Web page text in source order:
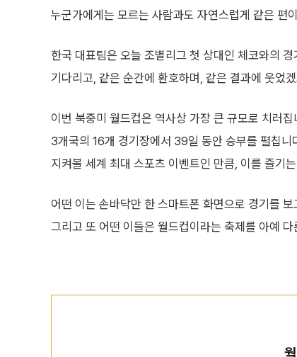
누군가에게는 모르는 사람과도 자연스럽게 같은 편
한국 대표팀은 오늘 조별리그 첫 상대인 체코와의
기다리고, 같은 순간에 환호하며, 같은 결과에 웃었
이번 북중미 월드컵은 역사상 가장 큰 규모로 치러
3개국의 16개 경기장에서 39일 동안 승부를 펼칩
지켜볼 세계 최대 스포츠 이벤트인 만큼, 이를 즐기
어떤 이는 손바닥만 한 스마트폰 화면으로 경기를
그리고 또 어떤 이들은 월드컵이라는 축제를 아예